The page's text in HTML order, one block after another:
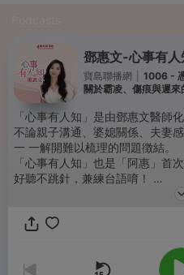
鄧惠文-心事有人
寶島聯播網
1006 -
關於霸凌、傷痕與遲來
「心事有人知」是由鄧惠文醫師
不論親子溝通、婆媳關係、夫妻
一 一解開難以梳理的問題徴結。
「心事有人知」也是「阿惠」首
好聽不跳針，兼練台語唷！
來信告知】
【立即下載 寶島聯播網APP】
蘋果 IOS｜https://reurl.cc/